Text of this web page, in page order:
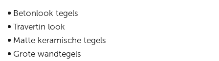
Betonlook tegels
Travertin look
Matte keramische tegels
Grote wandtegels